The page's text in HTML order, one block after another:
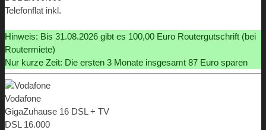
Telefonflat inkl.
Hinweis: Bis 31.08.2026 gibt es 100,00 Euro Routergutschrift (bei
Routermiete)
Nur kurze Zeit: Die ersten 3 Monate insgesamt 87 Euro sparen
Vodafone
GigaZuhause 16 DSL + TV
DSL 16.000